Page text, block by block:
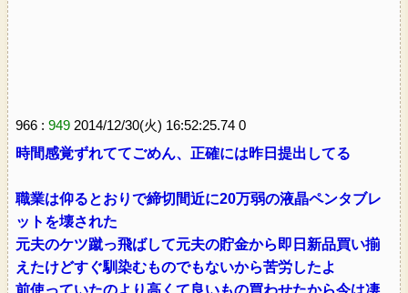
966 : 949 2014/12/30(火) 16:52:25.74 0
時間感覚ずれててごめん、正確には昨日提出してる
職業は仰るとおりで締切間近に20万弱の液晶ペンタブレ
ットを壊された
元夫のケツ蹴っ飛ばして元夫の貯金から即日新品買い揃
えたけどすぐ馴染むものでもないから苦労したよ
前使っていたのより高くて良いもの買わせたから今は凄